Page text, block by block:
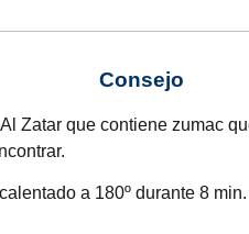
Consejo
Zatar que contiene zumac
a 180º durante 8 min.